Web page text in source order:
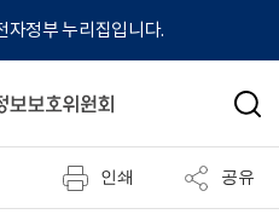
자정부 누리집입니다.
검
인쇄 공유